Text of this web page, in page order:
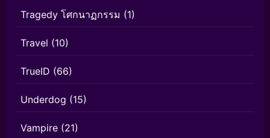
Tragedy โศกนาฏกรรม (1)
Travel (10)
TrueID (66)
Underdog (15)
Vampire (21)